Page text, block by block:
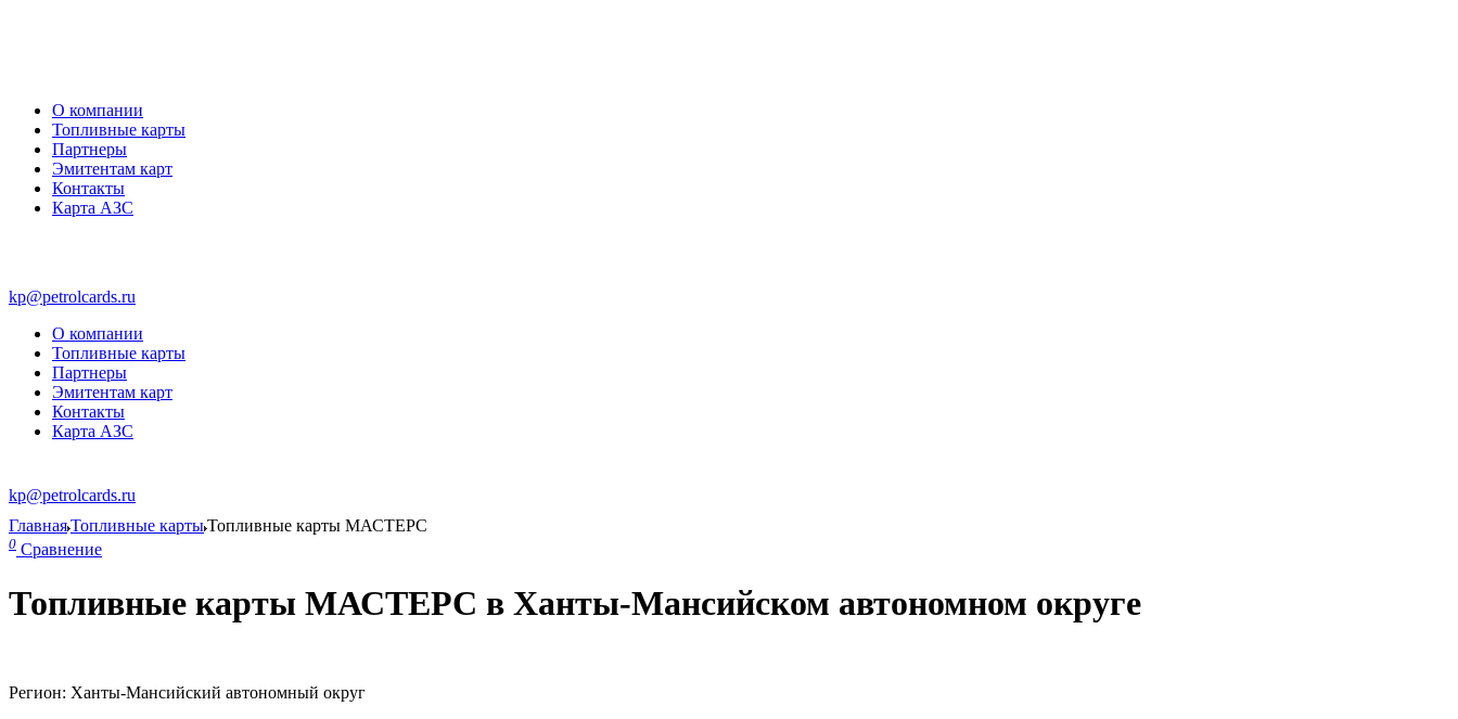
О компании
Топливные карты
Партнеры
Эмитентам карт
Контакты
Карта АЗС
kp@petrolcards.ru
О компании
Топливные карты
Партнеры
Эмитентам карт
Контакты
Карта АЗС
kp@petrolcards.ru
ГлавнаяТопливные картыТопливные карты МАСТЕРС
0 Сравнение
Топливные карты МАСТЕРС в Ханты-Мансийском автономном округе
Регион: Ханты-Мансийский автономный округ